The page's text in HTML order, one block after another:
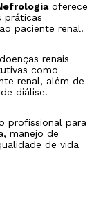
oferece
práticas
paciente renal.
renais
como
renal, além de
diálise.
profissional para
manejo de
de vida